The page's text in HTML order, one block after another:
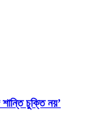
শান্তি চুক্তি নয়’